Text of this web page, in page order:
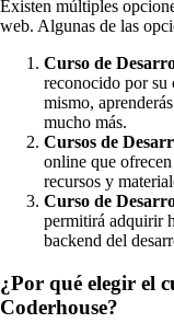
Existen múltiples
web. Algunas de las
Curso de
reconocido por su
mismo,
mucho más.
Cursos de
online que
recursos y
Curso de
permitirá adquirir
backend del
¿Por qué elegir el
Coderhouse?